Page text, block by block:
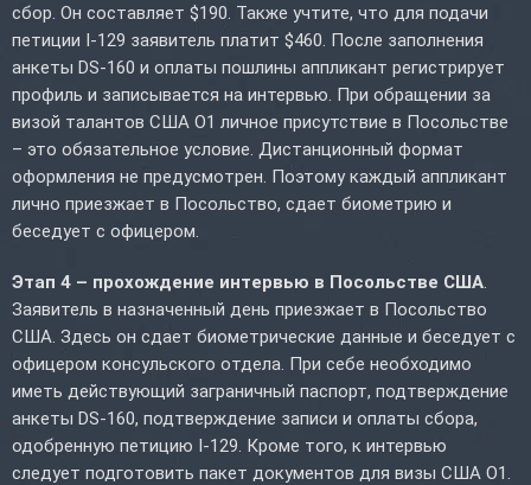
сбор. Он составляет $190. Также учтите, что для подачи
петиции I-129 заявитель платит $460. После заполнения
анкеты DS-160 и оплаты пошлины аппликант регистрирует
профиль и записывается на интервью. При обращении за
визой талантов США O1 личное присутствие в Посольстве
– это обязательное условие. Дистанционный формат
оформления не предусмотрен. Поэтому каждый аппликант
лично приезжает в Посольство, сдает биометрию и
беседует с офицером.
Этап 4 – прохождение интервью в Посольстве США.
Заявитель в назначенный день приезжает в Посольство
США. Здесь он сдает биометрические данные и беседует с
офицером консульского отдела. При себе необходимо
иметь действующий заграничный паспорт, подтверждение
анкеты DS-160, подтверждение записи и оплаты сбора,
одобренную петицию I-129. Кроме того, к интервью
следует подготовить пакет документов для визы США O1.